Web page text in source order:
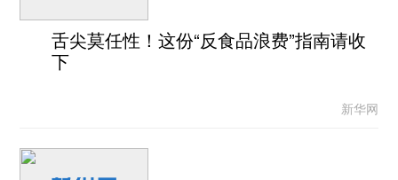
舌尖莫任性！这份“反食品浪费”指南请收
下
新华网